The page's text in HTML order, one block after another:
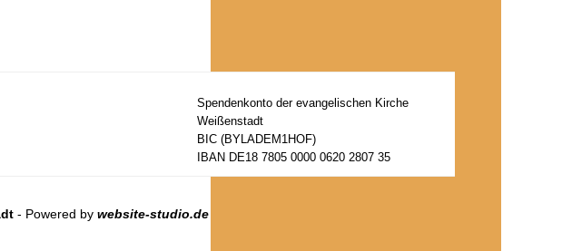
Spendenkonto der evangelischen Kirche
Weißenstadt
BIC (BYLADEM1HOF)
IBAN DE18 7805 0000 0620 2807 35
- Powered bywebsite-studio.de